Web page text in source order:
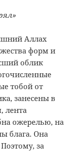
Аллах
форм и
облик
тобой от
занесены в
лента
ожерелью, на
блага. Она
за